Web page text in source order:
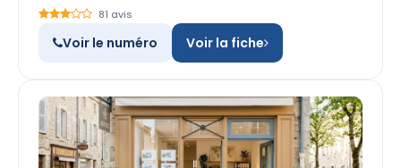
81 avis
Voir le numéro Voir la fiche